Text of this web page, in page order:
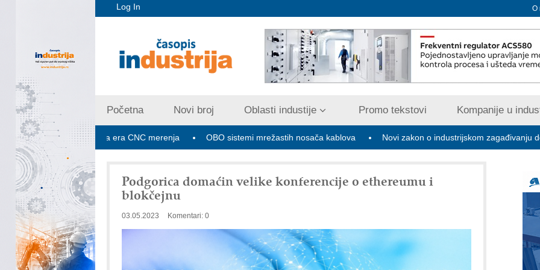
Log In O
Početna Novi broj Oblasti industije Promo tekstovi Kompanije u
V PLUS: Nova era CNC merenja OBO sistemi mrežastih nosača kablova Novi zakon o industrijskom zagađivanju donosi
Podgorica domaćin velike konferencije o ethereumu i
blokčejnu
03.05.2023 Komentari: 0